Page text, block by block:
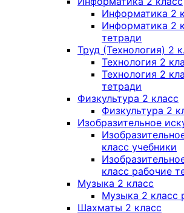
Информатика 2
Информатика 2
тетради
Труд (Технология) 2
Технология 2
Технология 2
тетради
Физкультура 2 класс
Физкультура 2
Изобразительное
класс учебники
класс рабочие
Музыка 2 класс
Музыка 2 класс
Шахматы 2 класс